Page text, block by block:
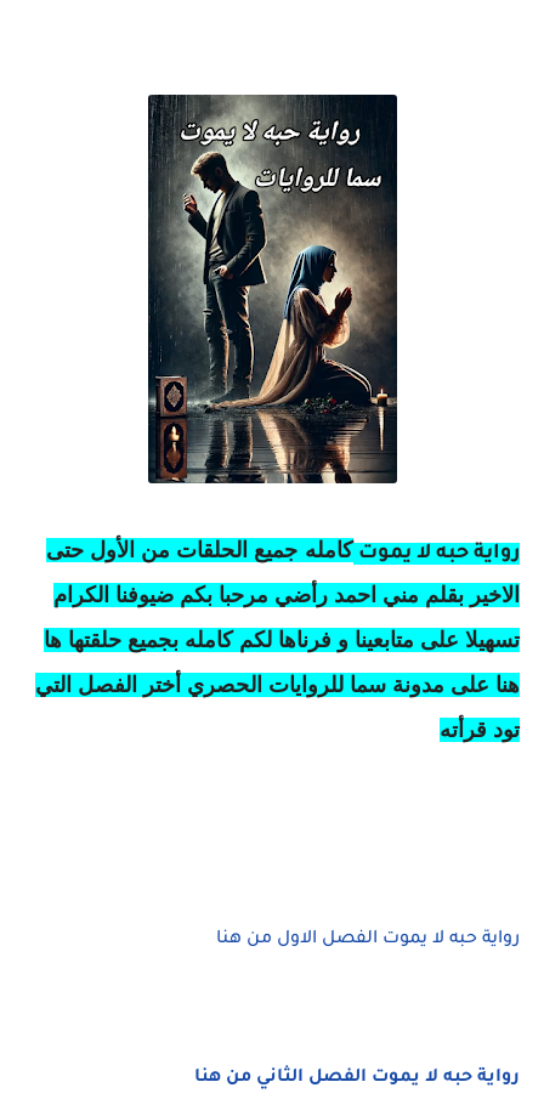
رواية حبه لا يموت كاملهجميع الحلقات من الأول حتى
الاخير بقلم مني احمد رأضي مرحبا بكم ضيوفنا الكرام
تسهيلا على متابعينا و فرناها لكم كامله بجميع حلقتها ها
هنا على مدونة سما للروايات الحصري أختر الفصل التي
تود قرأته
رواية حبه لا يموت الفصل الاول من هنا
رواية حبه لا يموت الفصل الثاني من هنا